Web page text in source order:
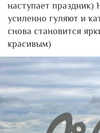
наступает праздник)
усиленно гуляют и
снова становится
красивым)